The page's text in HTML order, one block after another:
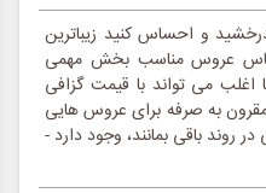
و احساس کنید زیباترین
عروس مناسب بخش مهمی
اغلب می تواند با قیمت گزافی
به صرفه برای عروس هایی
باقی بمانند، وجود دارد -